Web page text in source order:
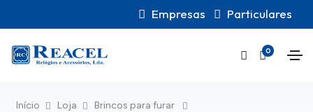
Empresas Particulares
0
Início Loja
Brincos para furar